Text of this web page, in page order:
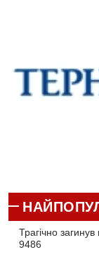
Трагічно
9486